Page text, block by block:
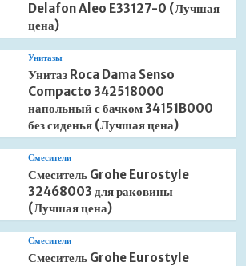
Delafon Aleo E33127-0 (Лучшая
цена)
Унитазы
Унитаз Roca Dama Senso
Compacto 342518000
напольный с бачком 34151B000
без сиденья (Лучшая цена)
Смесители
Смеситель Grohe Eurostyle
32468003 для раковины
(Лучшая цена)
Смесители
Смеситель Grohe Eurostyle